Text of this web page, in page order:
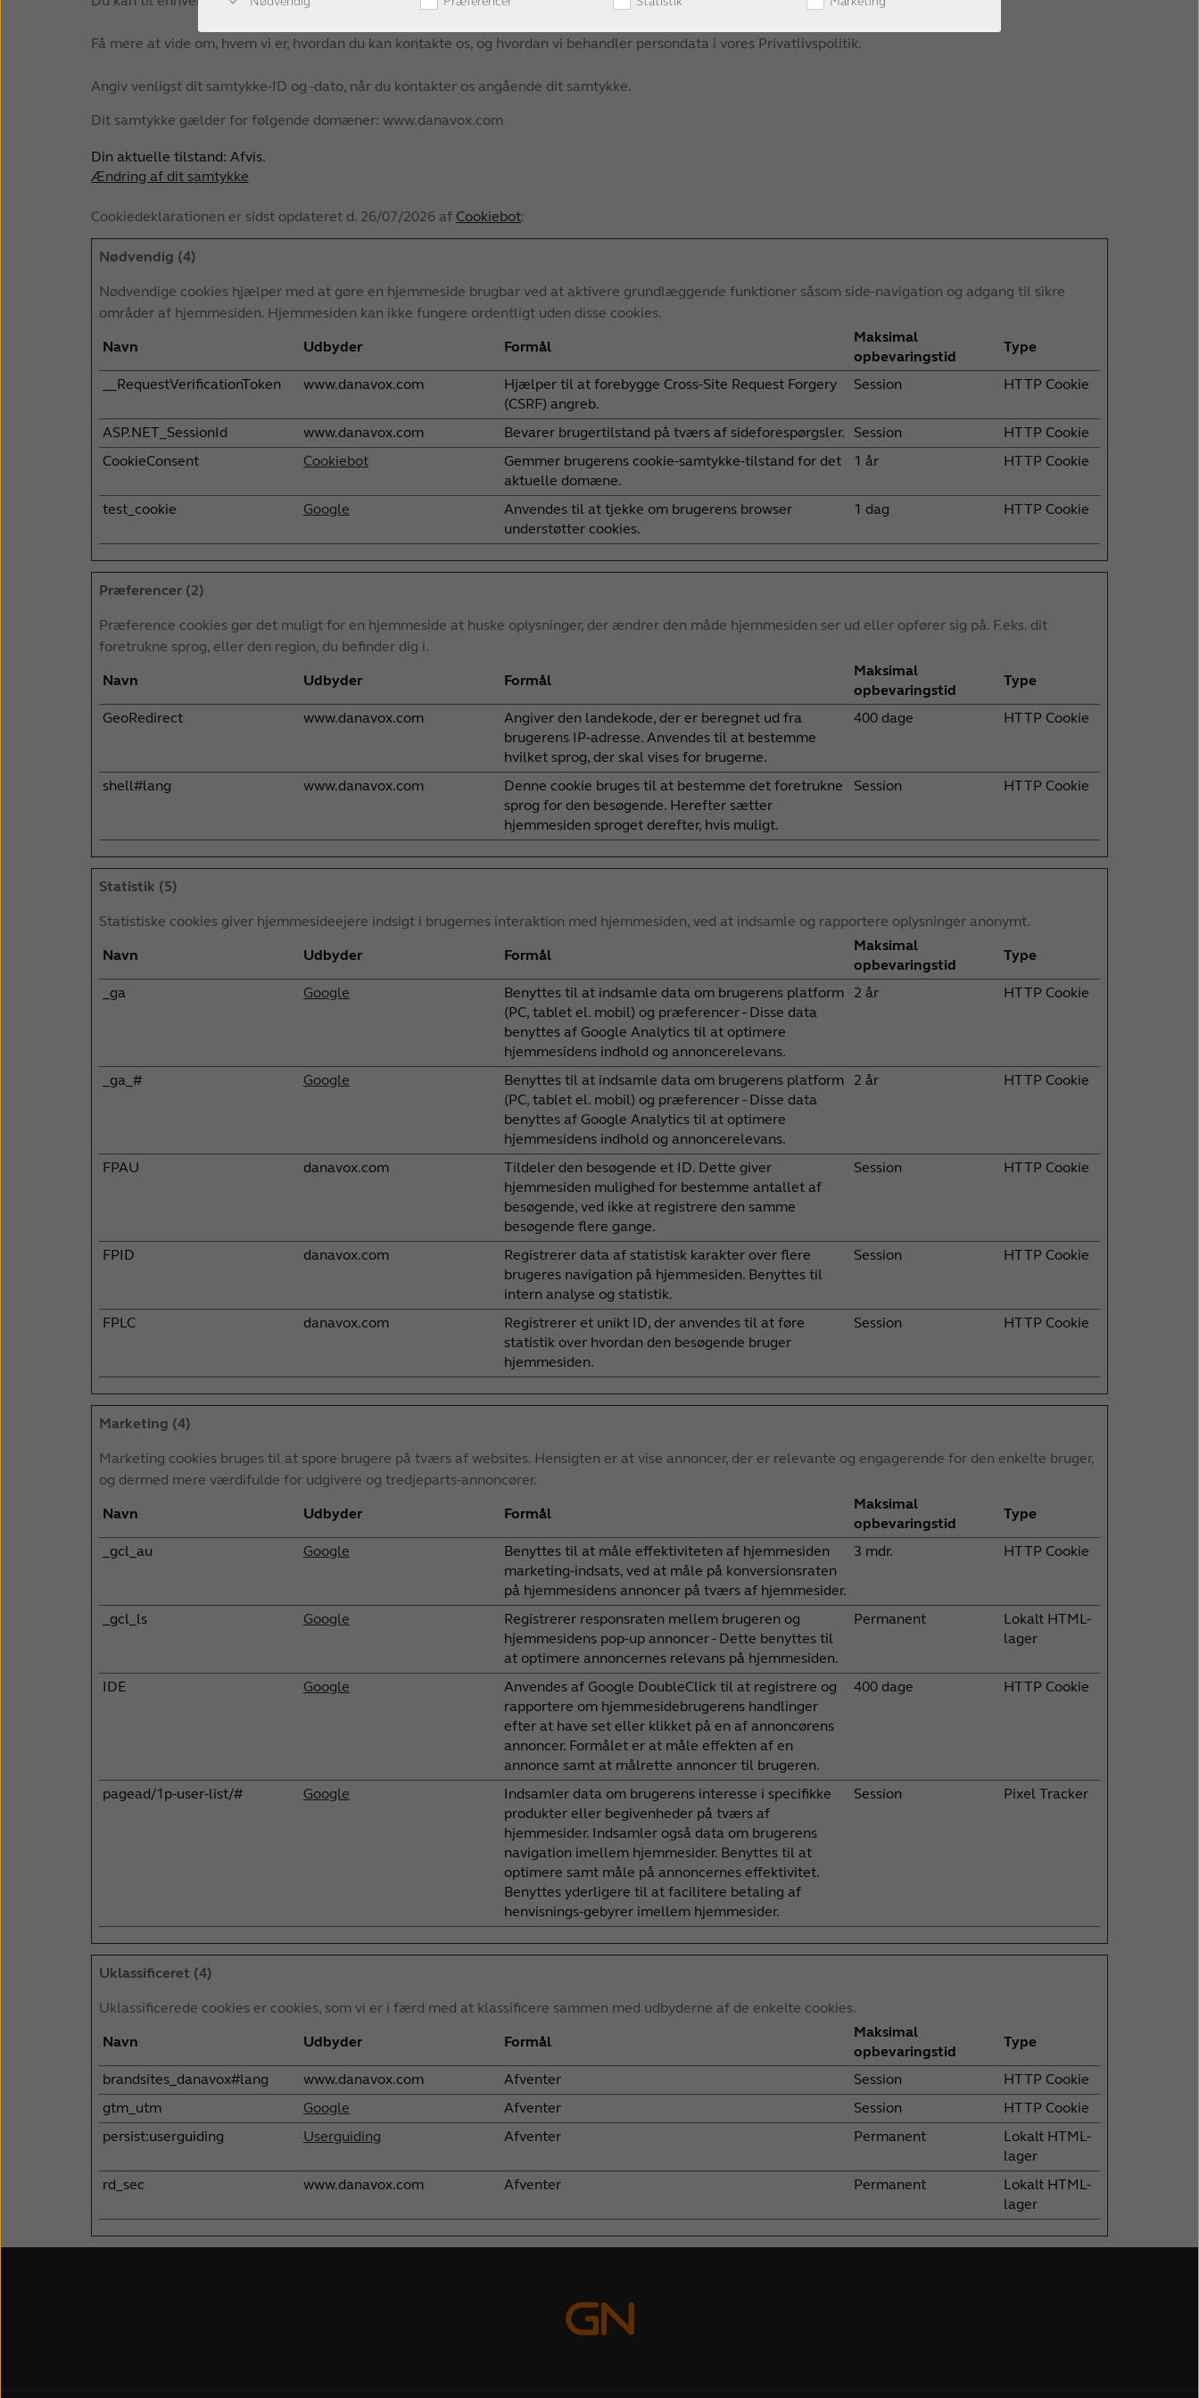
Få mere at vide om, hvem vi er, hvordan du kan kontakte os, og hvordan vi behandler persondata i vores Privatlivspolitik.
Angiv venligst dit samtykke-ID og -dato, når du kontakter os angående dit samtykke.
Dit samtykke gælder for følgende domæner: www.danavox.com
Din aktuelle tilstand: Afvis.
Ændring af dit samtykke
Cookiedeklarationen er sidst opdateret d. 26/07/2026 af Cookiebot:
Nødvendig (4)
Nødvendige cookies hjælper med at gøre en hjemmeside brugbar ved at aktivere grundlæggende funktioner såsom side-navigation og adgang til sikre
områder af hjemmesiden. Hjemmesiden kan ikke fungere ordentligt uden disse cookies.
Navn
Udbyder Formål
Maksimal
opbevaringstid
Type
__RequestVerificationToken www.danavox.com
Hjælper til at forebygge Cross-Site Request Forgery
(CSRF) angreb.
Session HTTP Cookie
ASP.NET_SessionId www.danavox.com Bevarer brugertilstand på tværs af sideforespørgsler. Session
HTTP Cookie
CookieConsent
Cookiebot
Gemmer brugerens cookie-samtykke-tilstand for det
aktuelle domæne.
1 år HTTP Cookie
test_cookie Google
Anvendes til at tjekke om brugerens browser
understøtter cookies.
1 dag HTTP Cookie
Præferencer (2)
Præference cookies gør det muligt for en hjemmeside at huske oplysninger, der ændrer den måde hjemmesiden ser ud eller opfører sig på. F.eks. dit
foretrukne sprog, eller den region, du befinder dig i.
Navn
Udbyder Formål
Maksimal
opbevaringstid
Type
GeoRedirect www.danavox.com
Angiver den landekode, der er beregnet ud fra
brugerens IP-adresse. Anvendes til at bestemme
hvilket sprog, der skal vises for brugerne.
400 dage HTTP Cookie
shell#lang www.danavox.com
Denne cookie bruges til at bestemme det foretrukne
sprog for den besøgende. Herefter sætter
hjemmesiden sproget derefter, hvis muligt.
Session HTTP Cookie
Statistik (5)
Statistiske cookies giver hjemmesideejere indsigt i brugernes interaktion med hjemmesiden, ved at indsamle og rapportere oplysninger anonymt.
Navn
Udbyder Formål
Maksimal
opbevaringstid
Type
_ga Google
Benyttes til at indsamle data om brugerens platform
(PC, tablet el. mobil) og præferencer - Disse data
benyttes af Google Analytics til at optimere
hjemmesidens indhold og annoncerelevans.
2 år HTTP Cookie
_ga_# Google
Benyttes til at indsamle data om brugerens platform
(PC, tablet el. mobil) og præferencer - Disse data
benyttes af Google Analytics til at optimere
hjemmesidens indhold og annoncerelevans.
2 år HTTP Cookie
FPAU danavox.com
Tildeler den besøgende et ID. Dette giver
hjemmesiden mulighed for bestemme antallet af
besøgende, ved ikke at registrere den samme
besøgende flere gange.
Session HTTP Cookie
FPID danavox.com
Registrerer data af statistisk karakter over flere
brugeres navigation på hjemmesiden. Benyttes til
intern analyse og statistik.
Session HTTP Cookie
FPLC danavox.com
Registrerer et unikt ID, der anvendes til at føre
statistik over hvordan den besøgende bruger
hjemmesiden.
Session HTTP Cookie
Marketing (4)
Marketing cookies bruges til at spore brugere på tværs af websites. Hensigten er at vise annoncer, der er relevante og engagerende for den enkelte bruger,
og dermed mere værdifulde for udgivere og tredjeparts-annoncører.
Navn
Udbyder Formål
Maksimal
opbevaringstid
Type
_gcl_au Google
Benyttes til at måle effektiviteten af hjemmesiden
marketing-indsats, ved at måle på konversionsraten
på hjemmesidens annoncer på tværs af hjemmesider.
3 mdr. HTTP Cookie
_gcl_ls Google
Registrerer responsraten mellem brugeren og
hjemmesidens pop-up annoncer - Dette benyttes til
at optimere annoncernes relevans på hjemmesiden.
Permanent
Lokalt HTML-
lager
IDE Google
Anvendes af Google DoubleClick til at registrere og
rapportere om hjemmesidebrugerens handlinger
efter at have set eller klikket på en af annoncørens
annoncer. Formålet er at måle effekten af en
annonce samt at målrette annoncer til brugeren.
400 dage HTTP Cookie
pagead/1p-user-list/# Google
Indsamler data om brugerens interesse i specifikke
produkter eller begivenheder på tværs af
hjemmesider. Indsamler også data om brugerens
navigation imellem hjemmesider. Benyttes til at
optimere samt måle på annoncernes effektivitet.
Benyttes yderligere til at facilitere betaling af
henvisnings-gebyrer imellem hjemmesider.
Session Pixel Tracker
Uklassificeret (4)
Uklassificerede cookies er cookies, som vi er i færd med at klassificere sammen med udbyderne af de enkelte cookies.
Navn
Udbyder Formål
Maksimal
opbevaringstid
Type
brandsites_danavox#lang www.danavox.com Afventer Session
HTTP Cookie
gtm_utm
Google Afventer Session
HTTP Cookie
persist:userguiding
Userguiding Afventer Permanent
Lokalt HTML-
lager
rd_sec
www.danavox.com Afventer Permanent
Lokalt HTML-
lager